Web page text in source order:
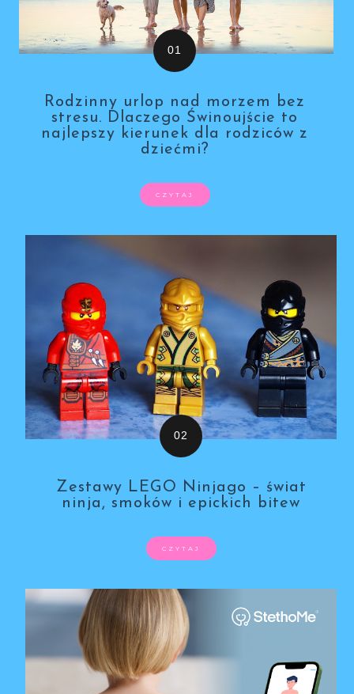
Rodzinny urlop nad morzem bez
stresu. Dlaczego Świnoujście to
najlepszy kierunek dla rodziców z
dziećmi?
CZYTAJ
Zestawy LEGO Ninjago – świat
ninja, smoków i epickich bitew
CZYTAJ